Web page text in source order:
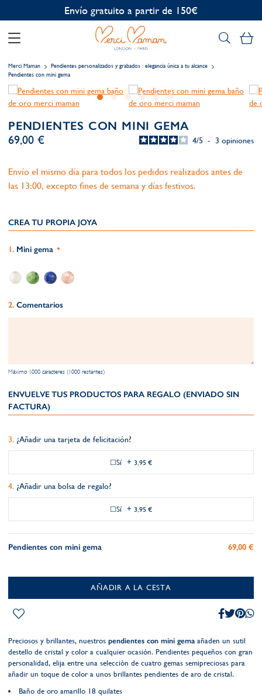
Personalización gratuita
Merci Maman
Pendientes personalizados y grabados : elegancia única a tu alcance
Pendientes con mini gema
PENDIENTES CON MINI GEMA
4/5 - 3 opiniones
69,00 €
Envío el mismo día para todos los pedidos realizados antes de
las 13:00, excepto fines de semana y días festivos.
CREA TU PROPIA JOYA
Mini gema
Comentarios
Máximo 1000 caracteres (1000 restantes)
ENVUELVE TUS PRODUCTOS PARA REGALO (ENVIADO SIN
FACTURA)
¿Añadir una tarjeta de felicitación?
Sí + 3,95 €
¿Añadir una bolsa de regalo?
Sí + 3,95 €
Pendientes con mini gema 69,00 €
AÑADIR A LA CESTA
Preciosos y brillantes, nuestros pendientes con mini gemaañaden un sutil
destello de cristal y color a cualquier ocasión. Pendientes pequeños con gran
personalidad, elija entre una selección de cuatro gemas semipreciosas para
añadir un toque de color a unos brillantes pendientes de aro de cristal.
Baño de oro amarillo 18 quilates